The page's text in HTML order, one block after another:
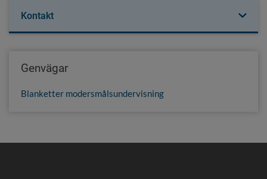
Kontakt
Genvägar
Blanketter modersmålsundervisning